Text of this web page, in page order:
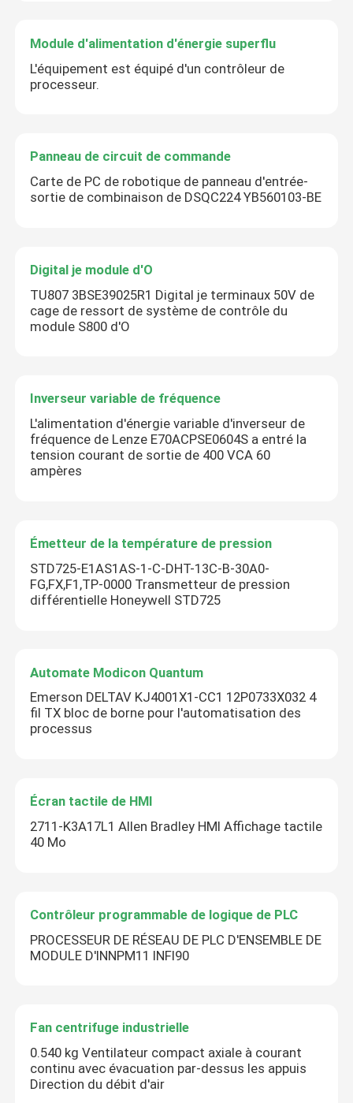
Module d'alimentation d'énergie superflu
L'équipement est équipé d'un contrôleur de
processeur.
Panneau de circuit de commande
Carte de PC de robotique de panneau d'entrée-
sortie de combinaison de DSQC224 YB560103-BE
Digital je module d'O
TU807 3BSE39025R1 Digital je terminaux 50V de
cage de ressort de système de contrôle du
module S800 d'O
Inverseur variable de fréquence
L'alimentation d'énergie variable d'inverseur de
fréquence de Lenze E70ACPSE0604S a entré la
tension courant de sortie de 400 VCA 60
ampères
Émetteur de la température de pression
STD725-E1AS1AS-1-C-DHT-13C-B-30A0-
FG,FX,F1,TP-0000 Transmetteur de pression
différentielle Honeywell STD725
Automate Modicon Quantum
Emerson DELTAV KJ4001X1-CC1 12P0733X032 4
fil TX bloc de borne pour l'automatisation des
processus
Écran tactile de HMI
2711-K3A17L1 Allen Bradley HMI Affichage tactile
40 Mo
Contrôleur programmable de logique de PLC
PROCESSEUR DE RÉSEAU DE PLC D'ENSEMBLE DE
MODULE D'INNPM11 INFI90
Fan centrifuge industrielle
0.540 kg Ventilateur compact axiale à courant
continu avec évacuation par-dessus les appuis
Direction du débit d'air